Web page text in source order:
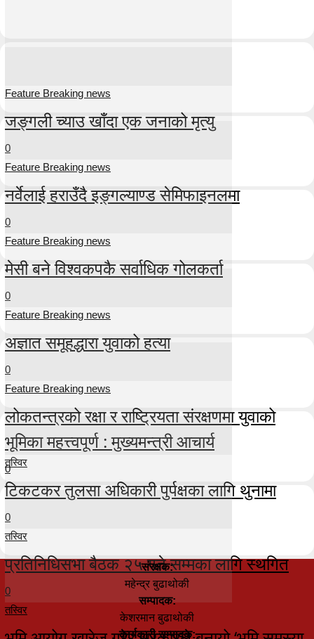
Feature Breaking news
जङ्गली च्याउ खाँदा एक जनाको मृत्यु
0
Feature Breaking news
नर्वेलाई हराउँदै इङ्गल्याण्ड सेमिफाइनलमा
0
Feature Breaking news
मेसी बने विश्वकपकै सर्वाधिक गोलकर्ता
0
Feature Breaking news
अज्ञात समूहद्धारा युवाको हत्या
0
Feature Breaking news
लोकतन्त्रको रक्षा र राष्ट्रियता संरक्षणमा युवाको
भूमिका महत्त्वपूर्ण : मुख्यमन्त्री आचार्य
0
तस्विर
टिकटकर तुलसा अधिकारी पुर्पक्षका लागि थुनामा
0
तस्विर
प्रतिनिधिसभा बैठक २५ गते सम्मका लागि स्थगित
0
तस्विर
संरक्षक:
महेन्द्र बुढाथोकी
सम्पादक:
केशरमान बुढाथोकी
कार्यकारी सम्पादक: